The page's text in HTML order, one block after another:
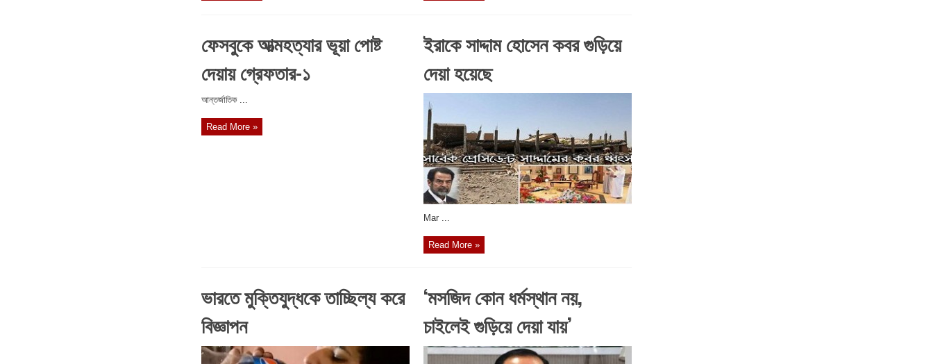
ফেসবুকে আত্মহত্যার ভূয়া পোষ্ট
দেয়ায় গ্রেফতার-১
আন্তর্জাতিক ...
Read More »
ইরাকে সাদ্দাম হোসেন কবর গুড়িয়ে
দেয়া হয়েছে
Mar ...
Read More »
ভারতে মুক্তিযুদ্ধকে তাচ্ছিল্য করে
বিজ্ঞাপন
‘মসজিদ কোন ধর্মস্থান নয়,
চাইলেই গুড়িয়ে দেয়া যায়’